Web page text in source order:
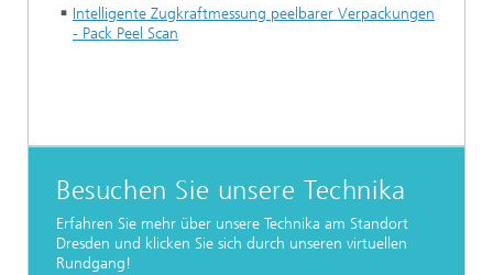
Intelligente Zugkraftmessung peelbarer Verpackungen
- Pack Peel Scan
Besuchen Sie unsere Technika
Erfahren Sie mehr über unsere Technika am Standort
Dresden und klicken Sie sich durch unseren virtuellen
Rundgang!